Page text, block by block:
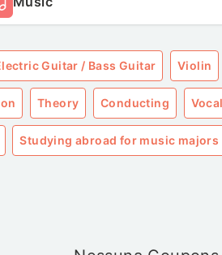
Guitar / Bass Guitar Violin
Theory Conducting Vocal
Studying abroad for music majors